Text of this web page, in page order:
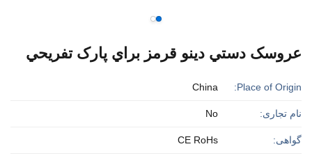
عروسک دستي دينو قرمز براي پارک تفريحي
Place of Origin:
China
نام تجاری: No
گواهی: CE RoHs